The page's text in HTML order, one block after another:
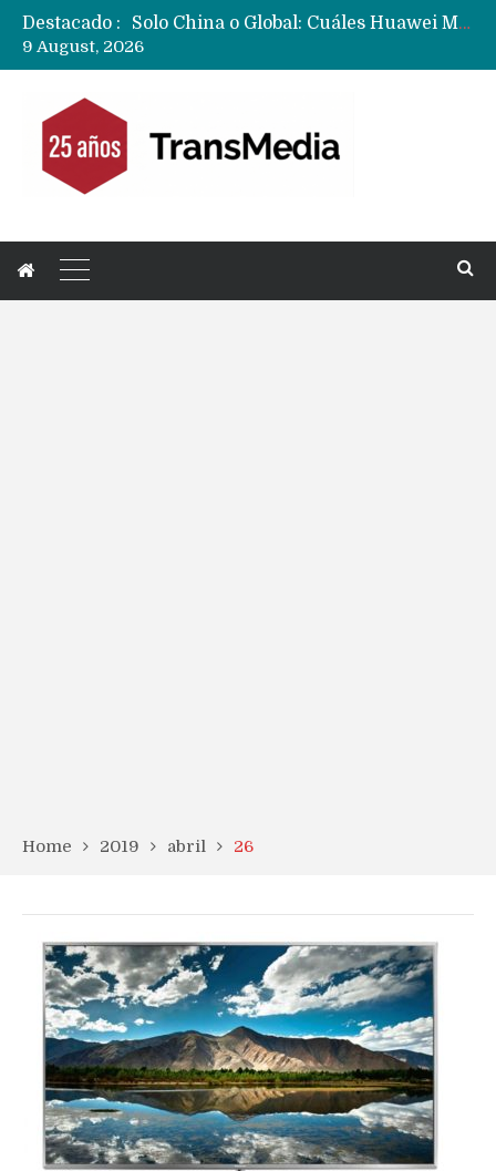
Destacado :
Data Centers de Huawei en Chile, México, Brasil,Perú y Argentina podrían verse afectados por arremetida de EE.UU
9 August, 2026
Home 2019 abril 26